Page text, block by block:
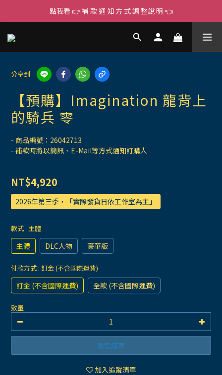
點我看 👉 補 款 通 知 方 式 調 整說 明 👈
分享到
【預購】Imagination 龍背上
的騎兵 零
- 商品編號：26042713
- 補款時將以簡訊、E-Mail等方式通知訂購人
NT$4,920
2026年第三季，「實際發貨日依工作室為主」
款式 : 主體
主體 DLC人物 豪華版
付款方式 : 訂金 (不含國際運費)
訂金 (不含國際運費) 全款 (不含國際運費)
數量
販售結束
加入追蹤清單